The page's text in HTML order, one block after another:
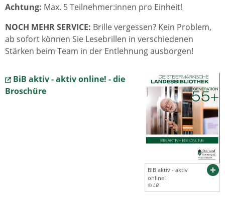
Achtung: Max. 5 Teilnehmer:innen pro Einheit!
NOCH MEHR SERVICE: Brille vergessen? Kein Problem,
ab sofort können Sie Lesebrillen in verschiedenen
Stärken beim Team in der Entlehnung ausborgen!
BIB aktiv - aktiv
online!
© LB
BiB aktiv - aktiv online! - die
Broschüre